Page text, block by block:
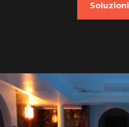
Soluzioni